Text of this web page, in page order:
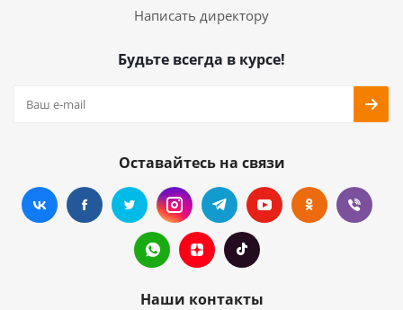
Написать директору
Будьте всегда в курсе!
Оставайтесь на связи
Наши контакты